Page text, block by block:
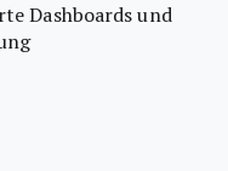
Dashboards und